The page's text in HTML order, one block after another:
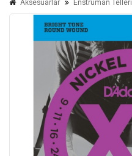
Aksesuarlar Enstrüman Telleri